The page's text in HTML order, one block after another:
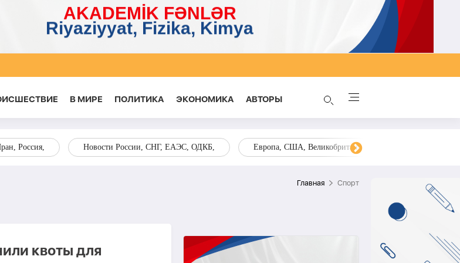
В МИРЕ ПОЛИТИКА ЭКОНОМИКА AВТОРЫ
Россия, Новости России, СНГ, ЕАЭС, ОДКБ, Европа, США, Великобритания, Украина, Запад,
Главная Спорт
квоты для